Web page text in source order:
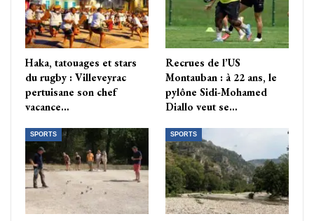
Haka, tatouages et stars
du rugby : Villeveyrac
pertuisane son chef
vacance…
Recrues de l’US
Montauban : à 22 ans, le
pylône Sidi-Mohamed
Diallo veut se…
SPORTS SPORTS